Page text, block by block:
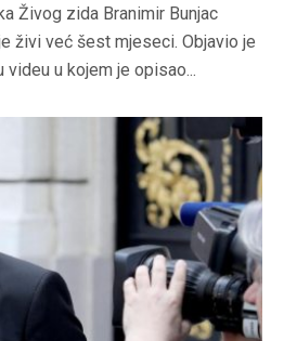
Živog zida Branimir Bunjac
živi već šest mjeseci. Objavio je
u kojem je opisao...